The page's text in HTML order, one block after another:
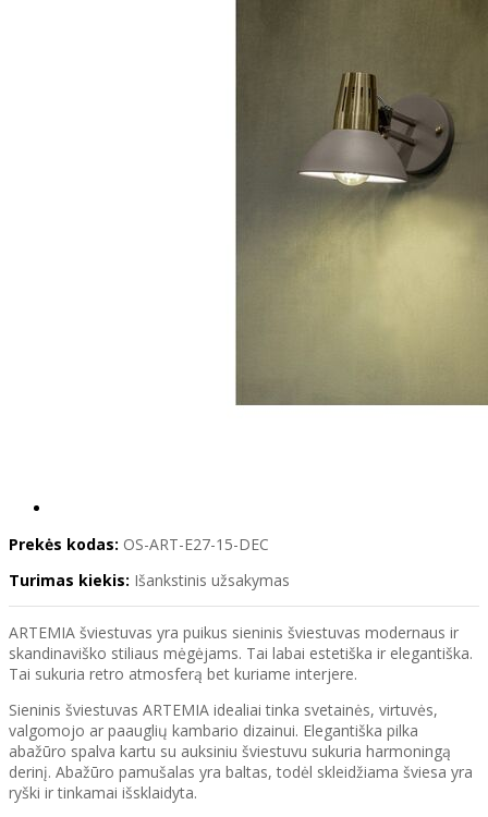
Prekės kodas: OS-ART-E27-15-DEC
Turimas kiekis: Išankstinis užsakymas
ARTEMIA šviestuvas yra puikus sieninis šviestuvas modernaus ir
skandinaviško stiliaus mėgėjams. Tai labai estetiška ir elegantiška.
Tai sukuria retro atmosferą bet kuriame interjere.
Sieninis šviestuvas ARTEMIA idealiai tinka svetainės, virtuvės,
valgomojo ar paauglių kambario dizainui. Elegantiška pilka
abažūro spalva kartu su auksiniu šviestuvu sukuria harmoningą
derinį. Abažūro pamušalas yra baltas, todėl skleidžiama šviesa yra
ryški ir tinkamai išsklaidyta.